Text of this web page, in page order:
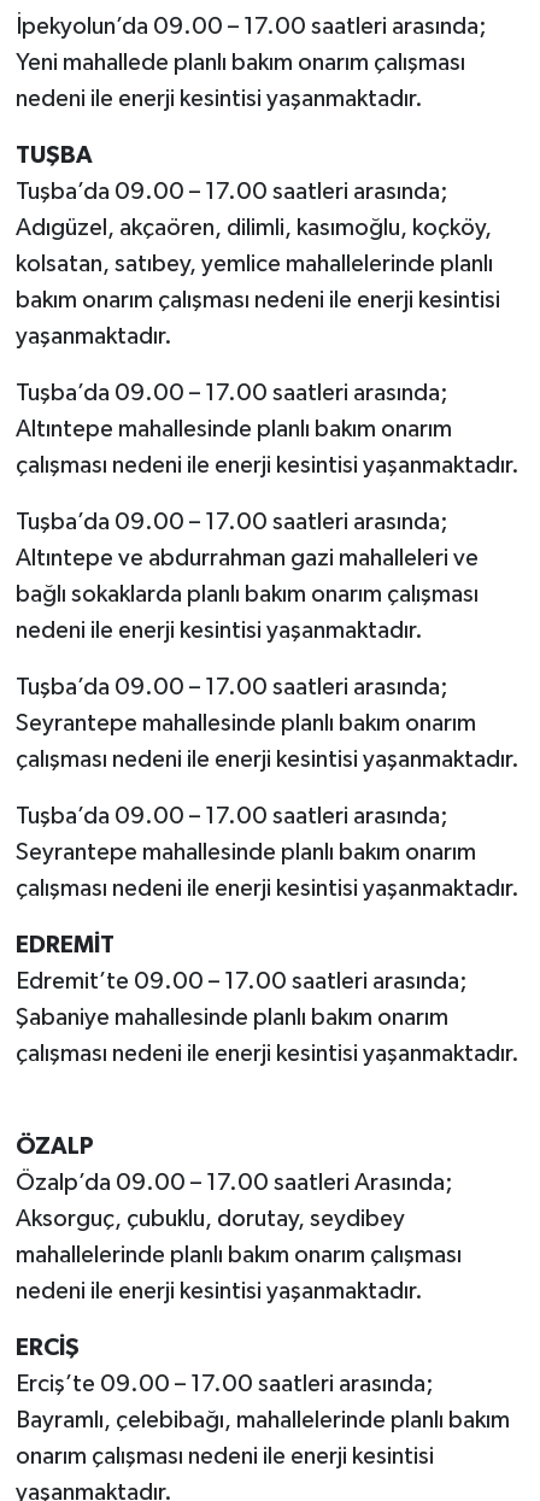
İpekyolun’da 09.00 – 17.00 saatleri arasında;
Yeni mahallede planlı bakım onarım çalışması
nedeni ile enerji kesintisi yaşanmaktadır.
TUŞBA
Tuşba’da 09.00 – 17.00 saatleri arasında;
Adıgüzel, akçaören, dilimli, kasımoğlu, koçköy,
kolsatan, satıbey, yemlice mahallelerinde planlı
bakım onarım çalışması nedeni ile enerji kesintisi
yaşanmaktadır.
Tuşba’da 09.00 – 17.00 saatleri arasında;
Altıntepe mahallesinde planlı bakım onarım
çalışması nedeni ile enerji kesintisi yaşanmaktadır.
Tuşba’da 09.00 – 17.00 saatleri arasında;
Altıntepe ve abdurrahman gazi mahalleleri ve
bağlı sokaklarda planlı bakım onarım çalışması
nedeni ile enerji kesintisi yaşanmaktadır.
Tuşba’da 09.00 – 17.00 saatleri arasında;
Seyrantepe mahallesinde planlı bakım onarım
çalışması nedeni ile enerji kesintisi yaşanmaktadır.
Tuşba’da 09.00 – 17.00 saatleri arasında;
Seyrantepe mahallesinde planlı bakım onarım
çalışması nedeni ile enerji kesintisi yaşanmaktadır.
EDREMİT
Edremit’te 09.00 – 17.00 saatleri arasında;
Şabaniye mahallesinde planlı bakım onarım
çalışması nedeni ile enerji kesintisi yaşanmaktadır.
ÖZALP
Özalp’da 09.00 – 17.00 saatleri Arasında;
Aksorguç, çubuklu, dorutay, seydibey
mahallelerinde planlı bakım onarım çalışması
nedeni ile enerji kesintisi yaşanmaktadır.
ERCİŞ
Erciş’te 09.00 – 17.00 saatleri arasında;
Bayramlı, çelebibağı, mahallelerinde planlı bakım
onarım çalışması nedeni ile enerji kesintisi
yaşanmaktadır.